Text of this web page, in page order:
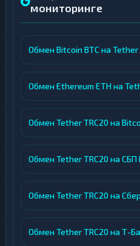
мониторинге
Обмен Bitcoin BTC на Tether
Обмен Ethereum ETH на
Обмен Tether TRC20 на
Обмен Tether TRC20 на СБП
Обмен Tether TRC20 на Сбер
Обмен Tether TRC20 на Т-